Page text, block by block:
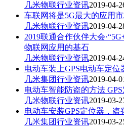
几米物联行业资讯2019-04-
车联网将是5G最大的应用
几米物联行业资讯2019-04-
2019联通合作伙伴大会
物联网应用的基石
几米物联行业资讯2019-04-
电动车装上GPS电动车定位
几米集团行业资讯2019-04-
电动车智能防盗的方法
几米物联行业资讯2019-03-
电动车安装GPS定位器，盗
几米集团行业资讯2019-03-